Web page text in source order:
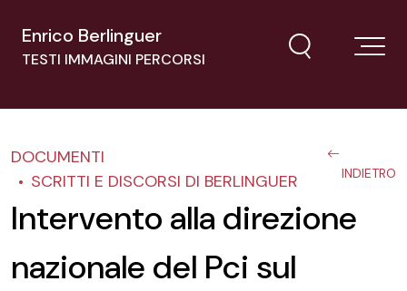
Enrico Berlinguer
TESTI IMMAGINI PERCORSI
DOCUMENTI
SCRITTI E DISCORSI DI BERLINGUER
INDIETRO
Intervento alla direzione
nazionale del Pci sul